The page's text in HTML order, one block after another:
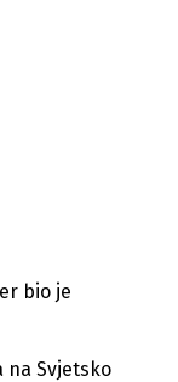
bio je
na Svjetsko